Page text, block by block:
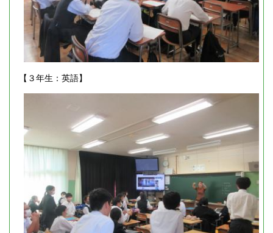
【３年生：英語】